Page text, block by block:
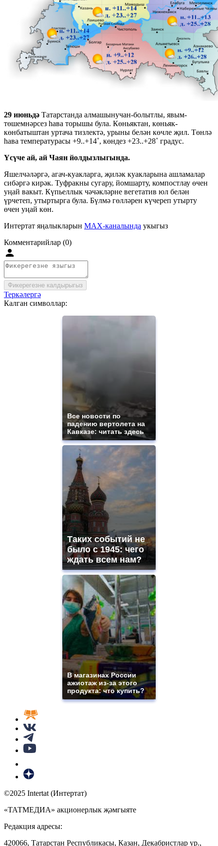
29 июньдә Татарстанда алмашынучан-болытлы, явым-
төшемнәрсез һава торышы була. Көньяктан, көньяк-
көнбатыштан уртача тизлектә, урыны белән көчле җил. Төнлә
һава температурасы +9..+14˚, көндез +23..+28˚ градус.
Үсүче ай, ай Чаян йолдызлыгында.
Яшелчәләргә, агач-куакларга, җиләк куакларына ашламалар
сибәргә кирәк. Туфракны сугару, йомшарту, компостлау өчен
уңай вакыт. Күпьеллык чәчәкләрне вегетатив юл белән
үрчетеп, утыртырга була. Бүлмә гөлләрен күчереп утырту
өчен уңай көн.
Интертат яңалыкларын MAX-каналында укыгыз
Комментарийлар (0)
Фикерегезне калдырыгыз
Теркәлергә
Калган символлар:
Все новости по
падению вертолета на
Кавказе: читать здесь
Таких событий не
было с 1945: чего
ждать всем нам?
В магазинах России
ажиотаж из-за этого
продукта: что купить?
©2025 Intertat (Интертат)
«ТАТМЕДИА» акционерлык җәмгыяте
Редакция адресы:
420066, Татарстан Республикасы, Казан, Декабристлар ур.,